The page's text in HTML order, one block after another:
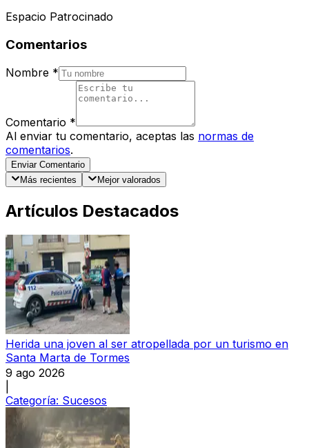
Espacio Patrocinado
Comentarios
Nombre *
Comentario *
Al enviar tu comentario, aceptas las normas de
comentarios.
Enviar Comentario
Más recientes
Mejor valorados
Artículos Destacados
Herida una joven al ser atropellada por un turismo en
Santa Marta de Tormes
9 ago 2026
Categoría: Sucesos